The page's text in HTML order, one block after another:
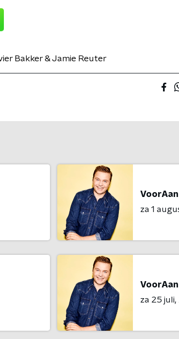
Bakker & Jamie Reuter
VoorAan
za 1
VoorAan
za 25 juli